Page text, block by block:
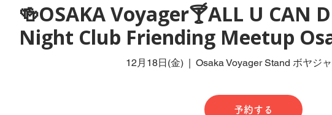
🍻OSAKA Voyager🍸ALL U CAN
Night Club Friending Meetup
12月18日(金)
  |
Osaka Voyager Stand ボヤジ
予約する